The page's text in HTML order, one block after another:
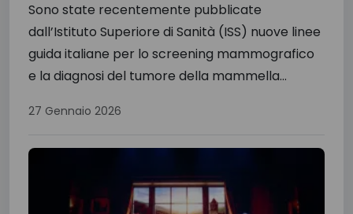
Sono state recentemente pubblicate
dall’Istituto Superiore di Sanità (ISS) nuove linee
guida italiane per lo screening mammografico
e la diagnosi del tumore della mammella...
27 Gennaio 2026